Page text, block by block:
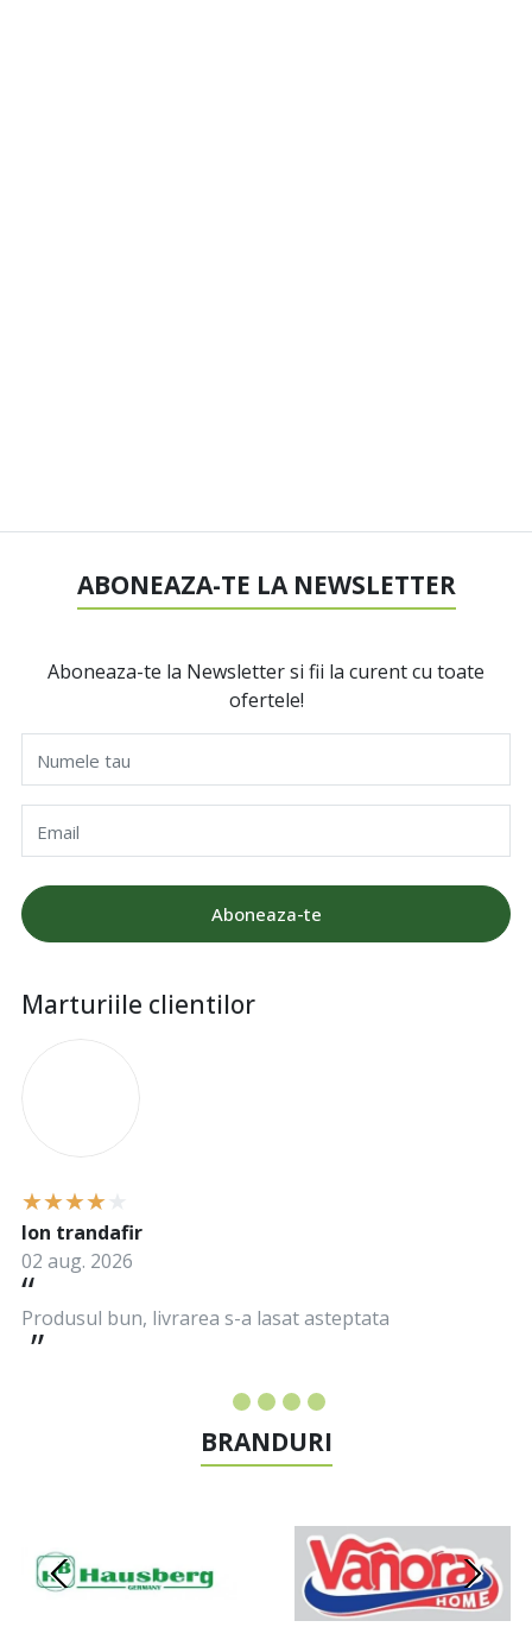
ABONEAZA-TE LA NEWSLETTER
Aboneaza-te la Newsletter si fii la curent cu toate
ofertele!
Numele tau
Email
Aboneaza-te
Marturiile clientilor
Produsul bun, livrarea s-a lasat asteptata
Ion trandafir
02 aug. 2026
BRANDURI